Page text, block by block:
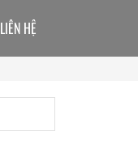
LIÊN HỆ